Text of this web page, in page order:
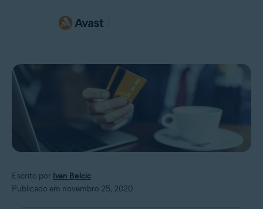
Escrito por Ivan Belcic
Publicado em novembro 25, 2020